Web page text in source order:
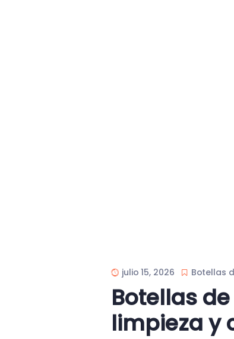
julio 15, 2026 Botellas
Botellas
limpieza y